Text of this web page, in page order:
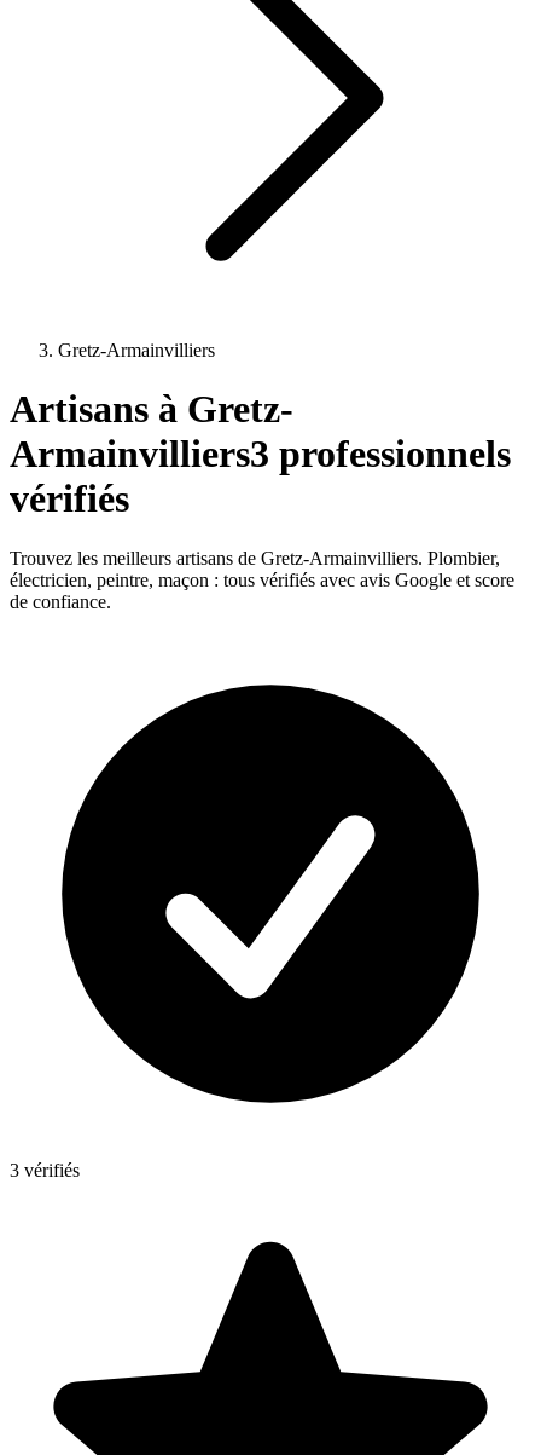
Gretz-Armainvilliers
Artisans à Gretz-
Armainvilliers3 professionnels
vérifiés
Trouvez les meilleurs artisans de Gretz-Armainvilliers. Plombier,
électricien, peintre, maçon : tous vérifiés avec avis Google et score
de confiance.
3 vérifiés